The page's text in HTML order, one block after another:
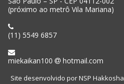
(próximo ao metrô Vila Mariana)
(11) 5549 6857
miekaikan100 hotmail.com
Site desenvolvido porNSP Hakkosha